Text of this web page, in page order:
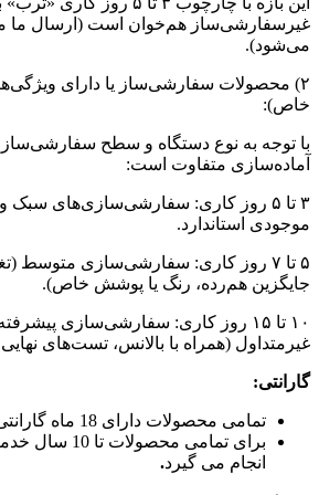
غیرسفارشی‌ساز هم‌خوان است (ارسال ما
می‌شود).
۲) محصولات سفارشی‌ساز یا دارای
خاص):
با توجه به نوع دستگاه و سطح
آماده‌سازی متفاوت است:
۳ تا ۵ روز کاری: سفارشی‌سازی‌های سبک
موجودی استاندارد.
۵ تا ۷ روز کاری: سفارشی‌سازی متوسط
جایگزین هم‌رده، رنگ یا پوشش خاص).
۱۰ تا ۱۵ روز کاری: سفارشی‌سازی
غیرمتداول (همراه با بالانس، تست‌های
گارانتی:
تمامی محصولات دارای 18 ماه گارانتی تعویض می باشند
برای تمامی
انجام می گیرد.